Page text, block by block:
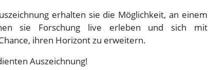
erhalten sie die Möglichkeit, an einem
sie Forschung live erleben und sich mit
ihren Horizont zu erweitern.
Auszeichnung!